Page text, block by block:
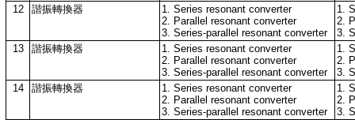
12
諧振轉換器
1. Series resonant converter
2. Parallel resonant converter
3. Series-parallel resonant converter
1.
2.
3.
13
諧振轉換器
1. Series resonant converter
2. Parallel resonant converter
3. Series-parallel resonant converter
1.
2.
3.
14
諧振轉換器
1. Series resonant converter
2. Parallel resonant converter
3. Series-parallel resonant converter
1.
2.
3.